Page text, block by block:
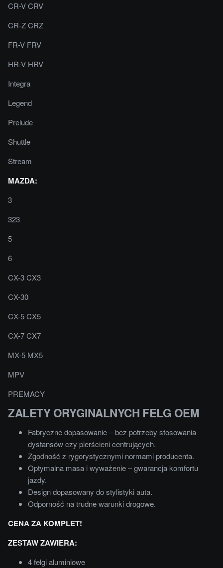
CR-V CRV
CR-Z CRZ
FR-V FRV
HR-V HRV
Integra
Legend
Prelude
Shuttle
Stream
MAZDA:
3
323
5
6
CX-3 CX3
CX-30
CX-5 CX5
CX-7 CX7
MX-5 MX5
MPV
PREMACY
ZALETY ORYGINALNYCH FELG OEM
Fabryczne dopasowanie – bez potrzeby stosowania
dystansów czy pierścieni centrujących.
Zgodność z rygorystycznymi normami producenta.
Optymalna masa i wyważenie – gwarancja komfortu
jazdy.
Design dopasowany do stylistyki auta.
Odporność na trudne warunki drogowe.
CENA ZA KOMPLET!
ZESTAW ZAWIERA:
4 felgi aluminiowe